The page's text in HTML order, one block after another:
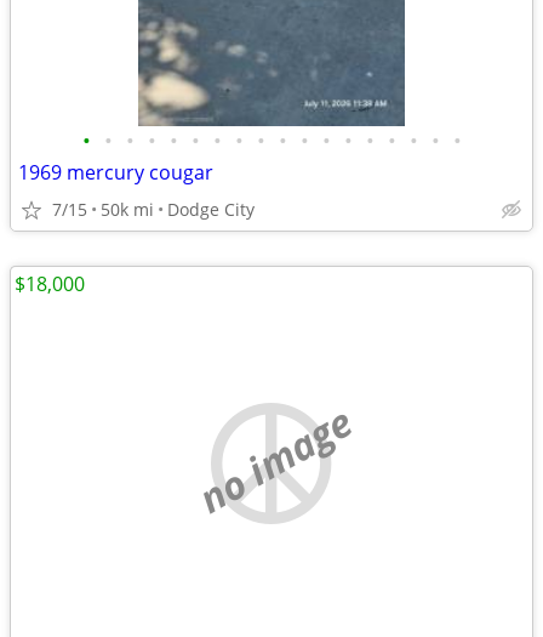
• • • • • • • • • • • • • • • • • •
1969 mercury cougar
7/15 50k mi Dodge City
no image
$18,000